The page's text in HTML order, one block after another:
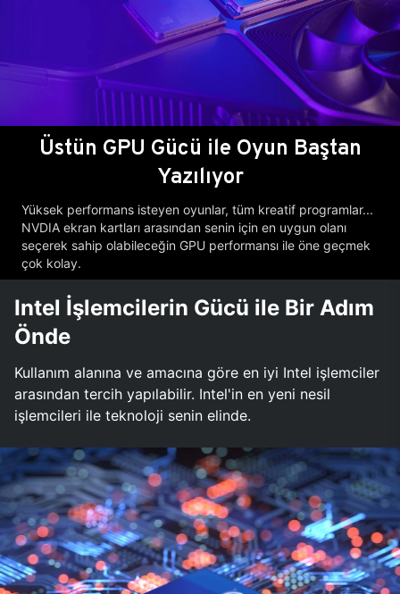
Üstün GPU Gücü ile Oyun Baştan
Yazılıyor
Yüksek performans isteyen oyunlar, tüm kreatif programlar...
NVDIA ekran kartları arasından senin için en uygun olanı
seçerek sahip olabileceğin GPU performansı ile öne geçmek
çok kolay.
Intel İşlemcilerin Gücü ile Bir Adım
Önde
Kullanım alanına ve amacına göre en iyi Intel işlemciler
arasından tercih yapılabilir. Intel'in en yeni nesil
işlemcileri ile teknoloji senin elinde.